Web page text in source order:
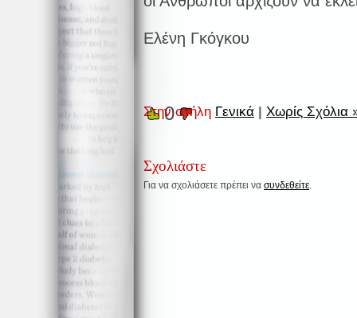
Ελένη Γκόγκου
Στην στήλη Γενικά | Χωρίς Σχόλια
0
Σχολιάστε
Για να σχολιάσετε πρέπει να συνδεθείτε